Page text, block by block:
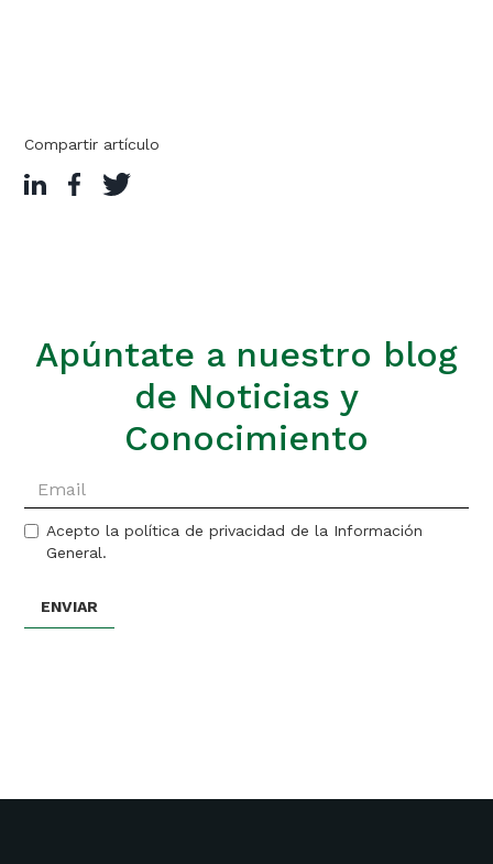
Compartir artículo
Apúntate a nuestro blog
de Noticias y
Conocimiento
Acepto la política de privacidad de la Información
General.